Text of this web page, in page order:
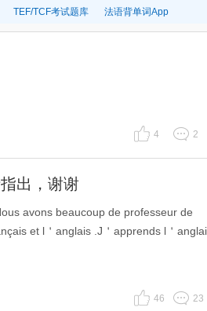
TEF/TCF考试题库 法语背单词App
4 2
出，谢谢
avons beaucoup de professeur de
et l＇anglais .J＇apprends l＇
46 23